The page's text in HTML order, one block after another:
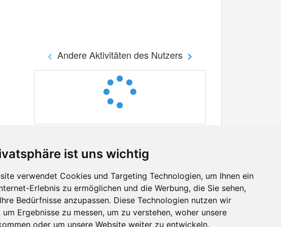
ist uns wichtig
verwendet Cookies und Targeting Technologien, um Ihnen ein
Erlebnis zu ermöglichen und die Werbung, die Sie sehen,
Bedürfnisse anzupassen. Diese Technologien nutzen wir
um Ergebnisse zu messen, um zu verstehen, woher unsere
oder um unsere Website weiter zu entwickeln.
Andere Aktivitäten des Nutzers
Facebook
Twitter
YouTube